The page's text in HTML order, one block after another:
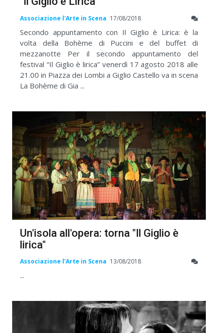
Associazione l'Arte in Scena 17/08/2018
Secondo appuntamento con Il Giglio è Lirica: è la
volta della Bohème di Puccini e del buffet di
mezzanotte Per il secondo appuntamento del
festival “Il Giglio è lirica” venerdì 17 agosto 2018 alle
21.00 in Piazza dei Lombi a Giglio Castello va in scena
La Bohème di Gia ...
Un'isola all'opera: torna "Il Giglio è
lirica"
Associazione l'Arte in Scena 13/08/2018
...